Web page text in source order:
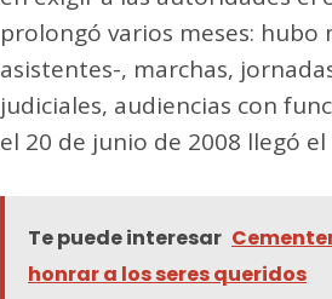
prolongó varios meses: hubo
asistentes-, marchas,
judiciales, audiencias con
el 20 de junio de 2008 llegó
Te puede interesar
honrar a los seres queridos